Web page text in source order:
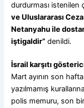
durdurması istenilen
ve Uluslararası
Netanyahu ile
iştigaldir” denildi.
İsrail karşıtı
Mart ayının son
yazılmamış
polis memuru, son